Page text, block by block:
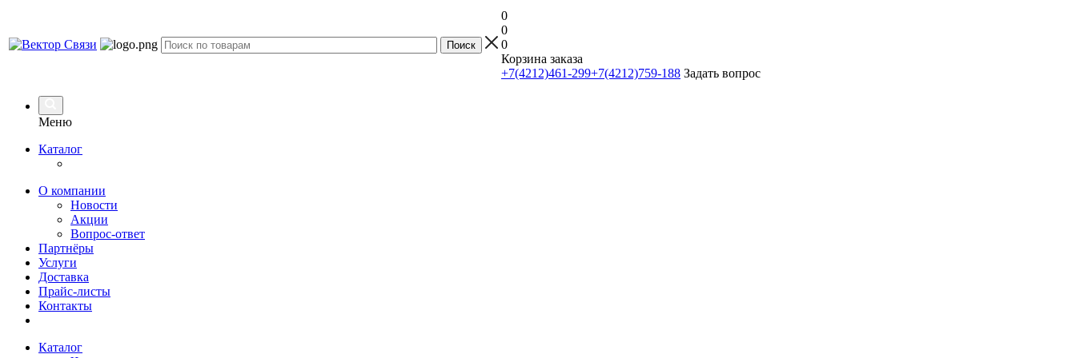
0
0
0
Корзина заказа
+7(4212)461-299+7(4212)759-188 Задать вопрос
Меню
Каталог
О компании
Новости
Акции
Вопрос-ответ
Партнёры
Услуги
Доставка
Прайс-листы
Контакты
Каталог